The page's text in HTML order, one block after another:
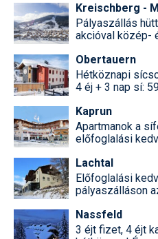
Kreischberg -
Pályaszállás
akcióval közép-
Obertauern
Hétköznapi
4 éj + 3 nap sí:
Kaprun
Apartmanok a
előfoglalási
Lachtal
Előfoglalási
pályaszálláson
Nassfeld
3 éjt fizet, 4 éjt